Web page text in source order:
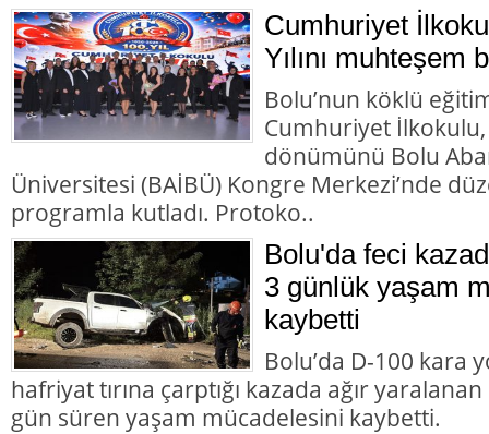
Cumhuriyet
Yılını muhteşem
Bolu’nun köklü
Cumhuriyet
dönümünü Bolu
Üniversitesi (BAİBÜ) Kongre Merkezi’nde
programla kutladı. Protoko..
Bolu'da feci
3 günlük yaşam
kaybetti
Bolu’da D-100 kara
hafriyat tırına çarptığı kazada ağır
gün süren yaşam mücadelesini kaybetti.